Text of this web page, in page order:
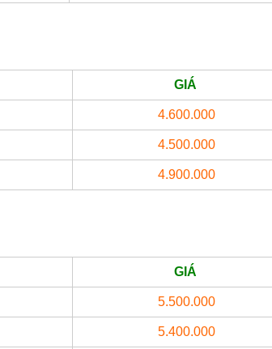
GIÁ
4.600.000
4.500.000
4.900.000
GIÁ
5.500.000
5.400.000